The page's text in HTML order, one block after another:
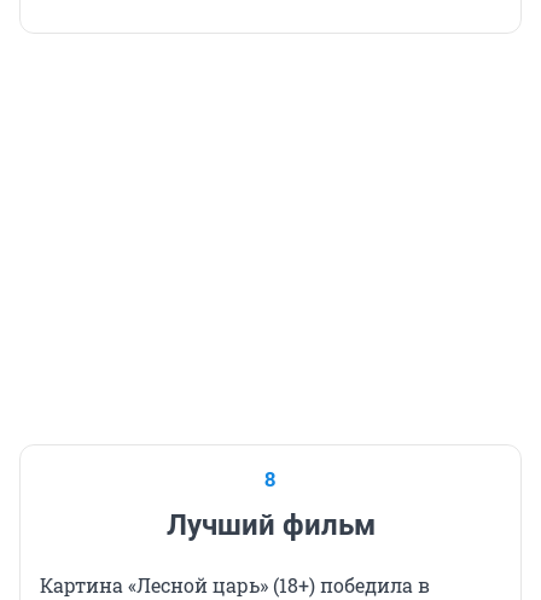
8
Лучший фильм
Картина «Лесной царь» (18+) победила в